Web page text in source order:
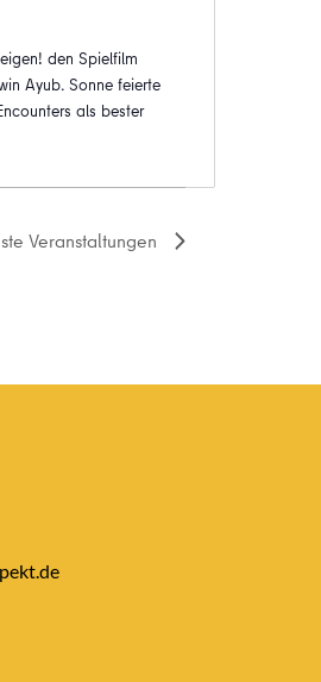
den Spielfilm
Ayub. Sonne feierte
als bester
Veranstaltungen